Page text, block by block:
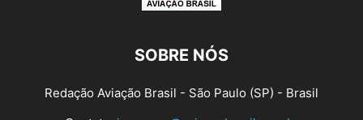
SOBRE NÓS
Redação Aviação Brasil - São Paulo (SP) - Brasil